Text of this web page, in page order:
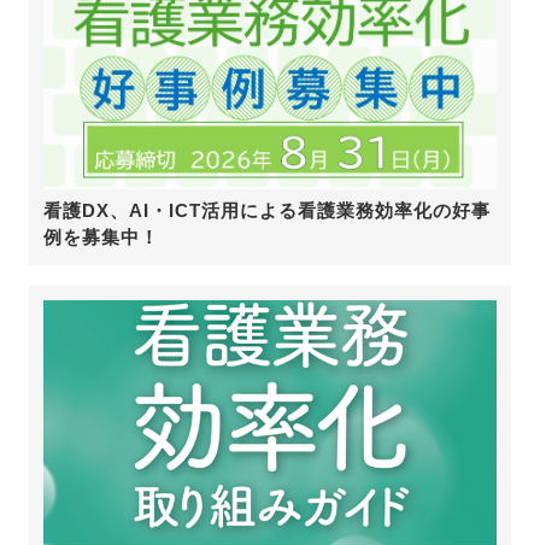
看護DX、AI・ICT活用による看護業務効率化の好事
例を募集中！